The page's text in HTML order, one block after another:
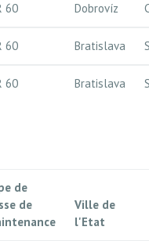
60 Dobrovíz
60 Bratislava
60 Bratislava
de
de
Ville de
l'Etat